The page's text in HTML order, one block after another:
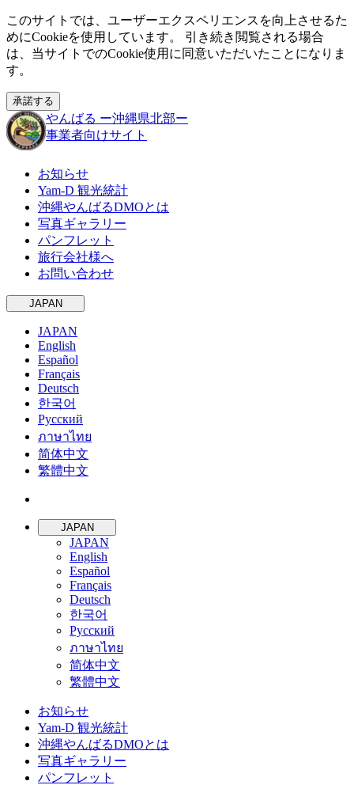
このサイトでは、ユーザーエクスペリエンスを向上させるた
めにCookieを使用しています。 引き続き閲覧される場合
は、当サイトでのCookie使用に同意いただいたことになりま
す。
承諾する
やんばる ー沖縄県北部ー
事業者向けサイト
お知らせ
Yam-D 観光統計
沖縄やんばるDMOとは
写真ギャラリー
パンフレット
旅行会社様へ
お問い合わせ
JAPAN
JAPAN
English
Español
Français
Deutsch
한국어
Русский
ภาษาไทย
简体中文
繁體中文
JAPAN
JAPAN
English
Español
Français
Deutsch
한국어
Русский
ภาษาไทย
简体中文
繁體中文
お知らせ
Yam-D 観光統計
沖縄やんばるDMOとは
写真ギャラリー
パンフレット